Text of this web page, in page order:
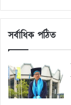
সর্বাধিক পঠিত